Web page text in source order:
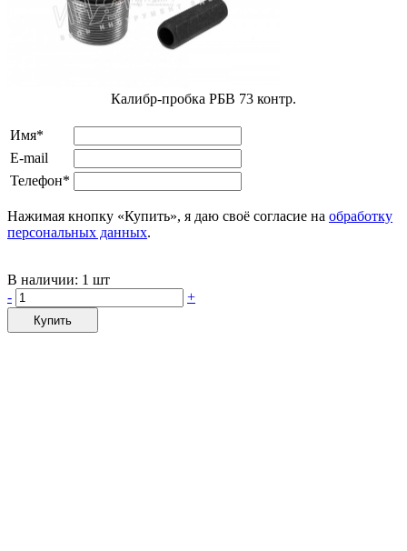
Калибр-пробка РБВ 73 контр.
Имя*
E-mail
Телефон*
Нажимая кнопку «Купить», я даю своё согласие на обработку
персональных данных.
В наличии: 1 шт
-
+
Купить